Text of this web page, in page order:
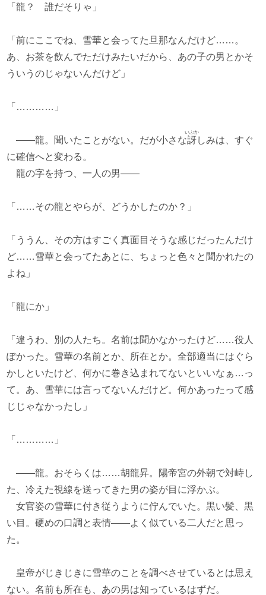
「龍？ 誰だそりゃ」
「前にここでね、雪華と会ってた旦那なんだけど……。
あ、お茶を飲んでただけみたいだから、あの子の男とかそ
ういうのじゃないんだけど」
「…………」
――龍。聞いたことがない。だが小さな訝
いぶか
しみは、すぐ
に確信へと変わる。
龍の字を持つ、一人の男――
「……その龍とやらが、どうかしたのか？」
「ううん、その方はすごく真面目そうな感じだったんだけ
ど……雪華と会ってたあとに、ちょっと色々と聞かれたの
よね」
「龍にか」
「違うわ、別の人たち。名前は聞かなかったけど……役人
ぽかった。雪華の名前とか、所在とか。全部適当にはぐら
かしといたけど、何かに巻き込まれてないといいなぁ…っ
て。あ、雪華には言ってないんだけど。何かあったって感
じじゃなかったし」
「…………」
――龍。おそらくは……胡龍昇。陽帝宮の外朝で対峙し
た、冷えた視線を送ってきた男の姿が目に浮かぶ。
女官姿の雪華に付き従うように佇んでいた。黒い髪、黒
い目。硬めの口調と表情――よく似ている二人だと思っ
た。
皇帝がじきじきに雪華のことを調べさせているとは思え
ない。名前も所在も、あの男は知っているはずだ。